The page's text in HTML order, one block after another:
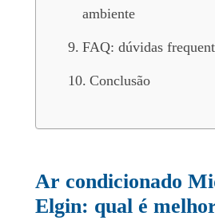
ambiente
FAQ: dúvidas
Conclusão
Ar condicionado
Elgin: qual é